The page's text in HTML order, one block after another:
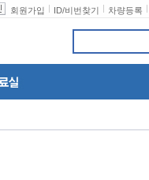
차량등록
ID/비번찾기
회원가입